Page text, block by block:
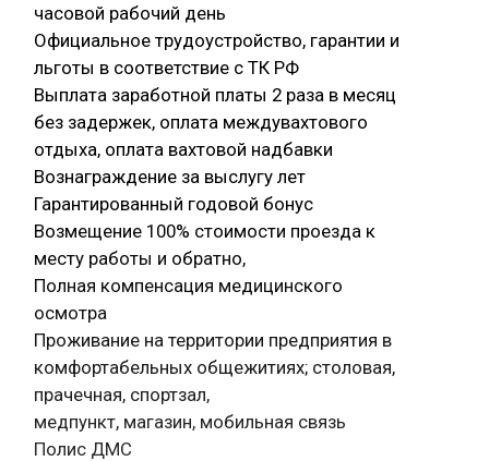
часовой рабочий день
Официальное трудоустройство, гарантии и
льготы в соответствие с ТК РФ
Выплата заработной платы 2 раза в месяц
без задержек, оплата междувахтового
отдыха, оплата вахтовой надбавки
Вознаграждение за выслугу лет
Гарантированный годовой бонус
Возмещение 100% стоимости проезда к
месту работы и обратно,
Полная компенсация медицинского
осмотра
Проживание на территории предприятия в
комфортабельных общежитиях; столовая,
прачечная, спортзал,
медпункт, магазин, мобильная связь
Полис ДМС